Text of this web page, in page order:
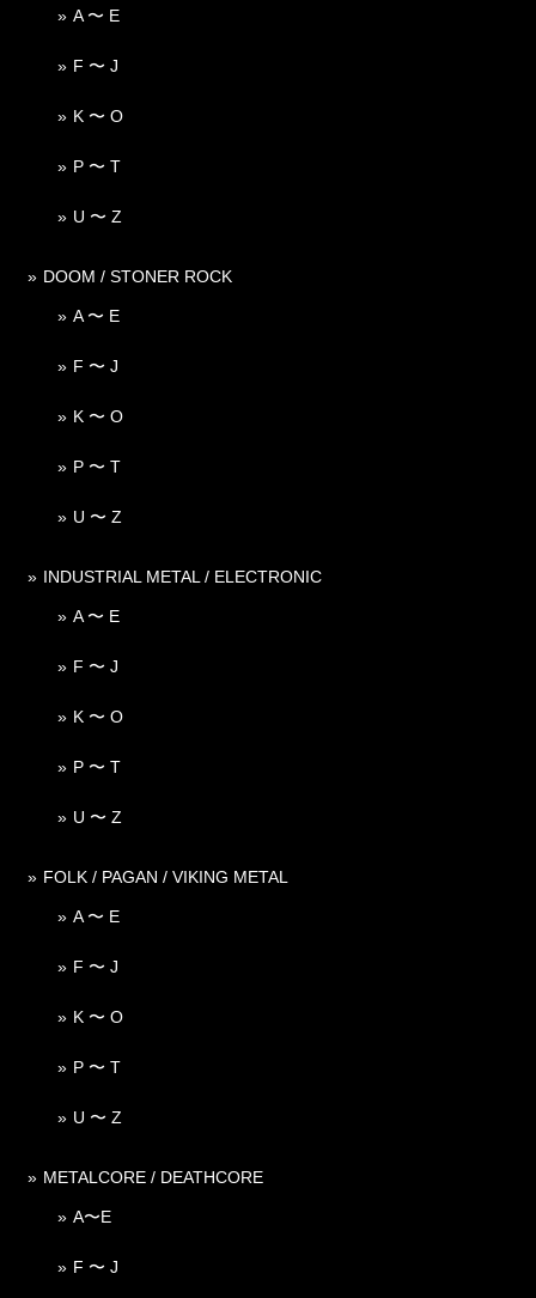
A 〜 E
F 〜 J
K 〜 O
P 〜 T
U 〜 Z
DOOM / STONER ROCK
A 〜 E
F 〜 J
K 〜 O
P 〜 T
U 〜 Z
INDUSTRIAL METAL / ELECTRONIC
A 〜 E
F 〜 J
K 〜 O
P 〜 T
U 〜 Z
FOLK / PAGAN / VIKING METAL
A 〜 E
F 〜 J
K 〜 O
P 〜 T
U 〜 Z
METALCORE / DEATHCORE
A〜E
F 〜 J